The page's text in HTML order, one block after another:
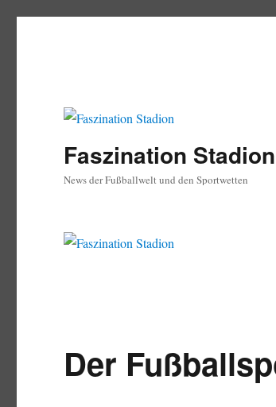
Faszination Stadion
News der Fußballwelt und den Sportwetten
Der